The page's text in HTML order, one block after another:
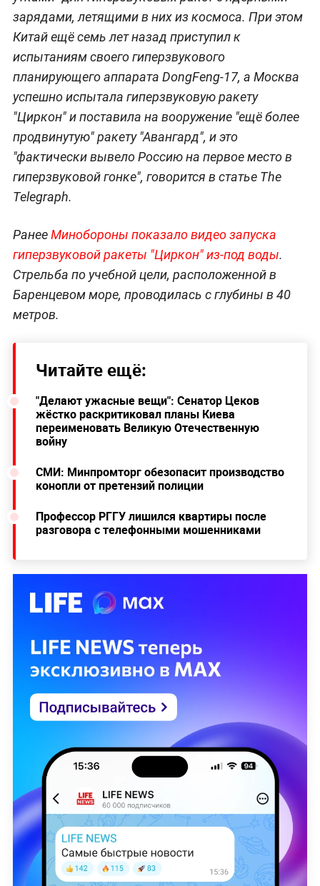
зарядами, летящими в них из космоса. При этом
Китай ещё семь лет назад приступил к
испытаниям своего гиперзвукового
планирующего аппарата DongFeng-17, а Москва
успешно испытала гиперзвуковую ракету
"Циркон" и поставила на вооружение "ещё более
продвинутую" ракету "Авангард", и это
"фактически вывело Россию на первое место в
гиперзвуковой гонке", говорится в статье The
Telegraph.
РанееМинобороны показало видео запуска
гиперзвуковой ракеты "Циркон" из-под воды.
Стрельба по учебной цели, расположенной в
Баренцевом море, проводилась с глубины в 40
метров.
Читайте ещё:
"Делают ужасные вещи": Сенатор Цеков
жёстко раскритиковал планы Киева
переименовать Великую Отечественную
войну
СМИ: Минпромторг обезопасит производство
конопли от претензий полиции
Профессор РГГУ лишился квартиры после
разговора с телефонными мошенниками